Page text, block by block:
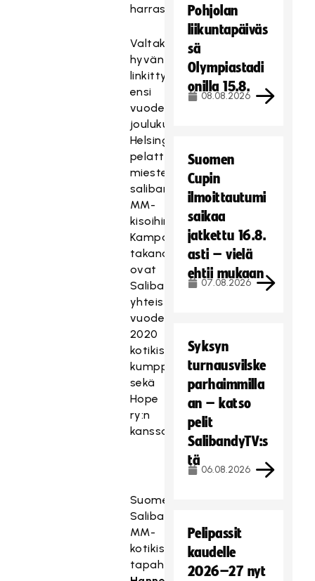
harrastusvälineitä.
Valtakunnallinen
hyväntekeväisyyskampanja
linkittyy
ensi
vuoden
joulukuussa
Helsingissä
pelattaviin
miesten
salibandyn
MM-
kisoihin.
Kampanjan
takana
ovat
Salibandyliitto
yhteistyössä
vuoden
2020
kotikisojen
kumppaniverkoston
sekä
Hope
ry:n
kanssa.
Suomen
Salibandyliiton
MM-
kotikisojen
tapahtumajohtaja
Pohjolan
liikuntapäiväs
sä
Olympiastadi
onilla 15.8.
08.08.2026
Suomen
Cupin
ilmoittautumi
saikaa
jatkettu 16.8.
asti – vielä
ehtii mukaan
07.08.2026
Syksyn
turnausvilske
parhaimmilla
an – katso
pelit
SalibandyTV:s
tä
06.08.2026
Pelipassit
kaudelle
2026–27 nyt